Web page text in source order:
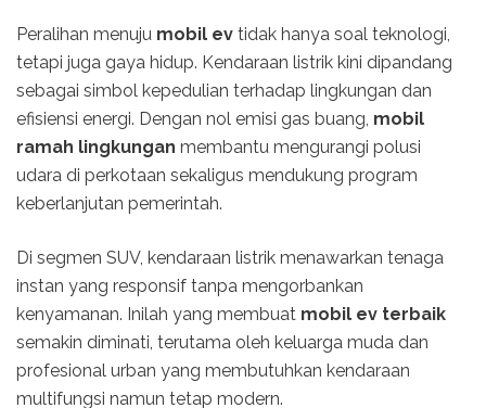
Peralihan menuju mobil ev tidak hanya soal teknologi,
tetapi juga gaya hidup. Kendaraan listrik kini dipandang
sebagai simbol kepedulian terhadap lingkungan dan
efisiensi energi. Dengan nol emisi gas buang, mobil
ramah lingkungan membantu mengurangi polusi
udara di perkotaan sekaligus mendukung program
keberlanjutan pemerintah.
Di segmen SUV, kendaraan listrik menawarkan tenaga
instan yang responsif tanpa mengorbankan
kenyamanan. Inilah yang membuat mobil ev terbaik
semakin diminati, terutama oleh keluarga muda dan
profesional urban yang membutuhkan kendaraan
multifungsi namun tetap modern.